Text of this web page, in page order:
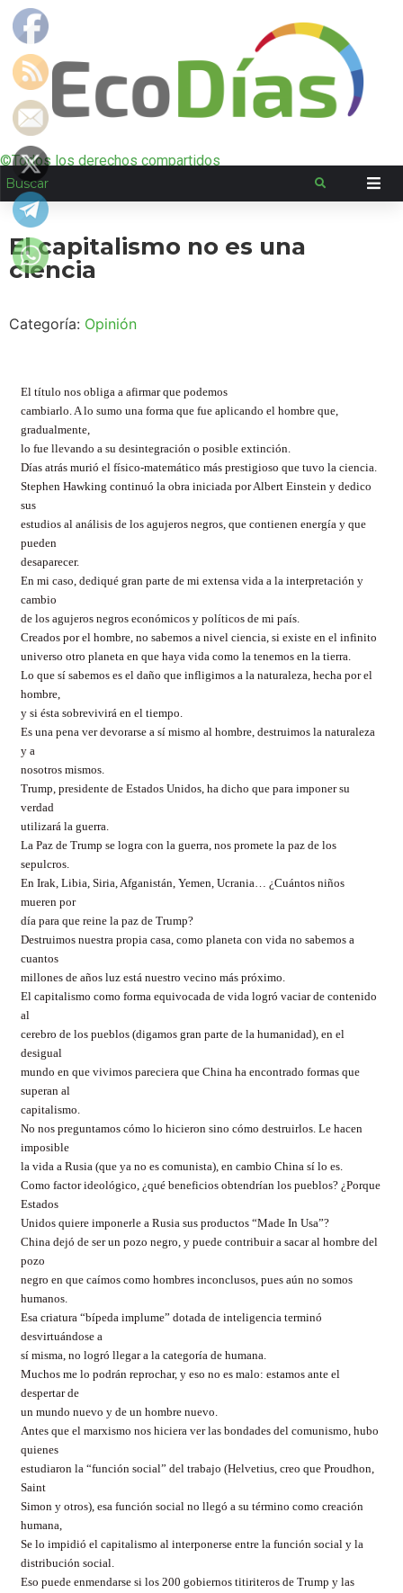
©Todos los derechos compartidos
El capitalismo no es una
ciencia
Categoría: Opinión
El título nos obliga a afirmar que podemos
cambiarlo. A lo sumo una forma que fue aplicando el hombre que,
gradualmente,
lo fue llevando a su desintegración o posible extinción.
Días atrás murió el físico-matemático más prestigioso que tuvo la ciencia.
Stephen Hawking continuó la obra iniciada por Albert Einstein y dedico
sus
estudios al análisis de los agujeros negros, que contienen energía y que
pueden
desaparecer.
En mi caso, dediqué gran parte de mi extensa vida a la interpretación y
cambio
de los agujeros negros económicos y políticos de mi país.
Creados por el hombre, no sabemos a nivel ciencia, si existe en el infinito
universo otro planeta en que haya vida como la tenemos en la tierra.
Lo que sí sabemos es el daño que infligimos a la naturaleza, hecha por el
hombre,
y si ésta sobrevivirá en el tiempo.
Es una pena ver devorarse a sí mismo al hombre, destruimos la naturaleza
y a
nosotros mismos.
Trump, presidente de Estados Unidos, ha dicho que para imponer su
verdad
utilizará la guerra.
La Paz de Trump se logra con la guerra, nos promete la paz de los
sepulcros.
En Irak, Libia, Siria, Afganistán, Yemen, Ucrania… ¿Cuántos niños
mueren por
día para que reine la paz de Trump?
Destruimos nuestra propia casa, como planeta con vida no sabemos a
cuantos
millones de años luz está nuestro vecino más próximo.
El capitalismo como forma equivocada de vida logró vaciar de contenido
al
cerebro de los pueblos (digamos gran parte de la humanidad), en el
desigual
mundo en que vivimos pareciera que China ha encontrado formas que
superan al
capitalismo.
No nos preguntamos cómo lo hicieron sino cómo destruirlos. Le hacen
imposible
la vida a Rusia (que ya no es comunista), en cambio China sí lo es.
Como factor ideológico, ¿qué beneficios obtendrían los pueblos? ¿Porque
Estados
Unidos quiere imponerle a Rusia sus productos “Made In Usa”?
China dejó de ser un pozo negro, y puede contribuir a sacar al hombre del
pozo
negro en que caímos como hombres inconclusos, pues aún no somos
humanos.
Esa criatura “bípeda implume” dotada de inteligencia terminó
desvirtuándose a
sí misma, no logró llegar a la categoría de humana.
Muchos me lo podrán reprochar, y eso no es malo: estamos ante el
despertar de
un mundo nuevo y de un hombre nuevo.
Antes que el marxismo nos hiciera ver las bondades del comunismo, hubo
quienes
estudiaron la “función social” del trabajo (Helvetius, creo que Proudhon,
Saint
Simon y otros), esa función social no llegó a su término como creación
humana,
Se lo impidió el capitalismo al interponerse entre la función social y la
distribución social.
Eso puede enmendarse si los 200 gobiernos titiriteros de Trump y las